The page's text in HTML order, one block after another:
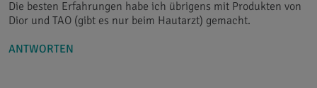
Die besten Erfahrungen habe ich übrigens mit Produkten von
Dior und TAO (gibt es nur beim Hautarzt) gemacht.
ANTWORTEN